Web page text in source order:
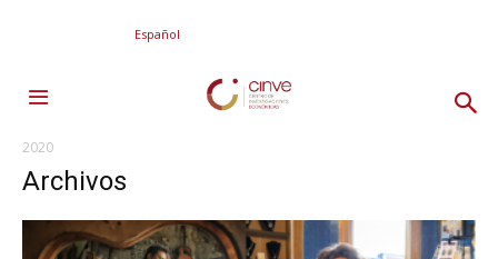
Español
2020
Archivos